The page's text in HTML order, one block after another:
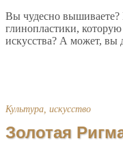
Вы чудесно вышиваете?
глинопластики,
искусства? А может, вы
Культура, искусство
Золотая